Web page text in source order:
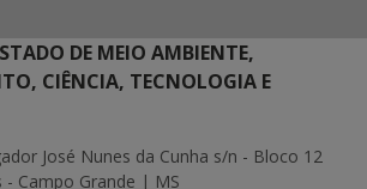
DE MEIO AMBIENTE,
CIÊNCIA, TECNOLOGIA E
José Nunes da Cunha s/n - Bloco 12
- Campo Grande | MS